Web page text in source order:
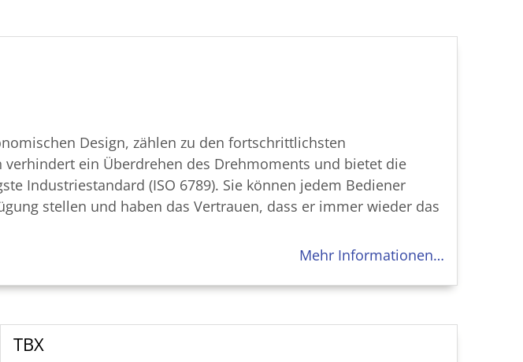
Design, zählen zu den fortschrittlichsten
verhindert ein Überdrehen des Drehmoments und bietet die
Industriestandard (ISO 6789). Sie können jedem Bediener
stellen und haben das Vertrauen, dass er immer wieder das
Mehr Informationen…
TBX